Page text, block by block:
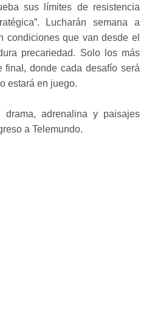
sus límites de resistencia
Lucharán semana a
condiciones que van desde el
precariedad. Solo los más
final, donde cada desafío será
estará en juego.
drama, adrenalina y paisajes
a Telemundo.